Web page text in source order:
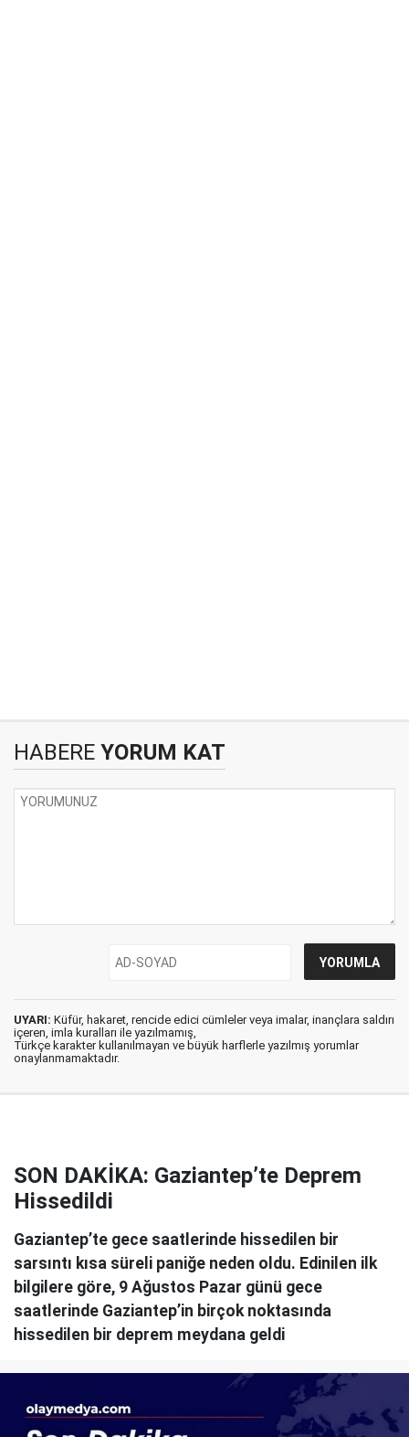
HABERE YORUM KAT
UYARI: Küfür, hakaret, rencide edici cümleler veya imalar, inançlara saldırı
içeren, imla kuralları ile yazılmamış,
Türkçe karakter kullanılmayan ve büyük harflerle yazılmış yorumlar
onaylanmamaktadır.
SON DAKİKA: Gaziantep’te Deprem
Hissedildi
Gaziantep’te gece saatlerinde hissedilen bir
sarsıntı kısa süreli paniğe neden oldu. Edinilen ilk
bilgilere göre, 9 Ağustos Pazar günü gece
saatlerinde Gaziantep’in birçok noktasında
hissedilen bir deprem meydana geldi